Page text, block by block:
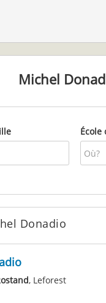
Michel
École
Donadio
, Leforest